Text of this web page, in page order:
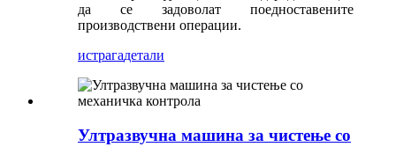
да се задоволат поедноставените
производствени операции.
истрагадетали
Ултразвучна машина за чистење со